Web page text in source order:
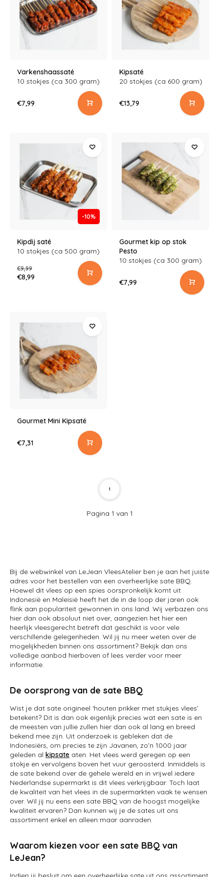
Varkenshaassaté
10 stokjes (ca 300 gram)
€7,99
Kipsaté
20 stokjes (ca 600 gram)
€13,79
-10%
Kipdij saté
10 stokjes (ca 500 gram)
€9,99
€8,99
Gourmet kip op stok
Pesto
10 stokjes (ca 300 gram)
€7,99
Gourmet Mini Kipsaté
€7,31
Pagina 1 van 1
1
Bij de webwinkel van LeJean VleesAtelier ben je aan het juiste
adres voor het bestellen van een overheerlijke sate BBQ.
Hoewel dit vlees op een spies oorspronkelijk komt uit
Indonesië en Maleisië heeft het de in de loop der jaren ook
flink aan populariteit gewonnen in ons land. Wij verbazen ons
hier dan ook absoluut niet over, aangezien het hier een
heerlijk vleesgerecht betreft dat geschikt is voor vele
verschillende gelegenheden. Wil jij nu meer weten over de
mogelijkheden binnen ons assortiment? Bekijk dan ons
volledige aanbod hierboven of lees verder voor meer
informatie.
De oorsprong van de sate BBQ
Wist je dat sate origineel ‘houten prikker met stukjes vlees’
betekent? Dit is dan ook eigenlijk precies wat een sate is en
de meesten van jullie zullen hier dan ook al lang en breed
bekend mee zijn. Uit onderzoek is gebleken dat de
Indonesiërs, om precies te zijn Javanen, zo’n 1000 jaar
geleden al kipsate aten. Het vlees werd geregen op een
stokje en vervolgens boven het vuur geroosterd. Inmiddels is
de sate bekend over de gehele wereld en in vrijwel iedere
Nederlandse supermarkt is dit vlees verkrijgbaar. Toch laat
de kwaliteit van het vlees in de supermarkten vaak te wensen
over. Wil jij nu eens een sate BBQ van de hoogst mogelijke
kwaliteit ervaren? Dan kunnen wij je de sates uit ons
assortiment enkel en alleen maar aanraden.
Waarom kiezen voor een sate BBQ van
LeJean?